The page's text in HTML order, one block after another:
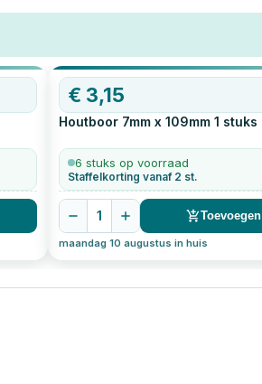
€ 3,15
Houtboor 7mm x 109mm 1 stuks
6 stuks op voorraad
Staffelkorting vanaf 2 st.
1 Toevoegen
maandag 10 augustus in huis